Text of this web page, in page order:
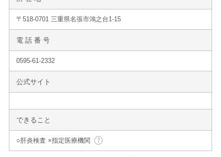
〒518-0701 三重県名張市鴻之台1-15
電 話 番 号
0595-61-2332
公式サイト
できること
○肝炎検査 ×指定医療機関